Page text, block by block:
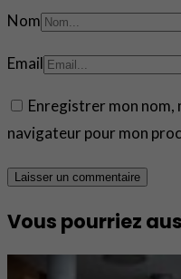
Nom
Email
Enregistrer mon nom,
navigateur pour mon
Vous pourriez